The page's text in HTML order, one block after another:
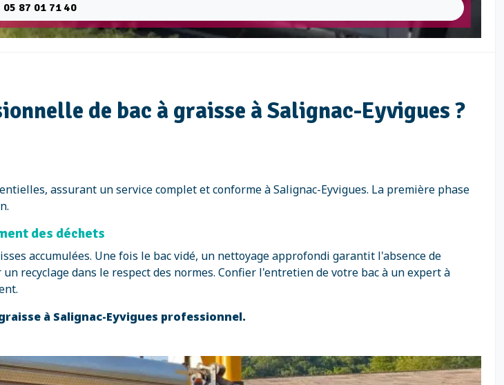
05 87 01 71 40
de bac à graisse à Salignac-Eyvigues ?
assurant un service complet et conforme à Salignac-Eyvigues. La première phase
des déchets
accumulées. Une fois le bac vidé, un nettoyage approfondi garantit l'absence de
recyclage dans le respect des normes. Confier l'entretien de votre bac à un expert à
à Salignac-Eyvigues professionnel.